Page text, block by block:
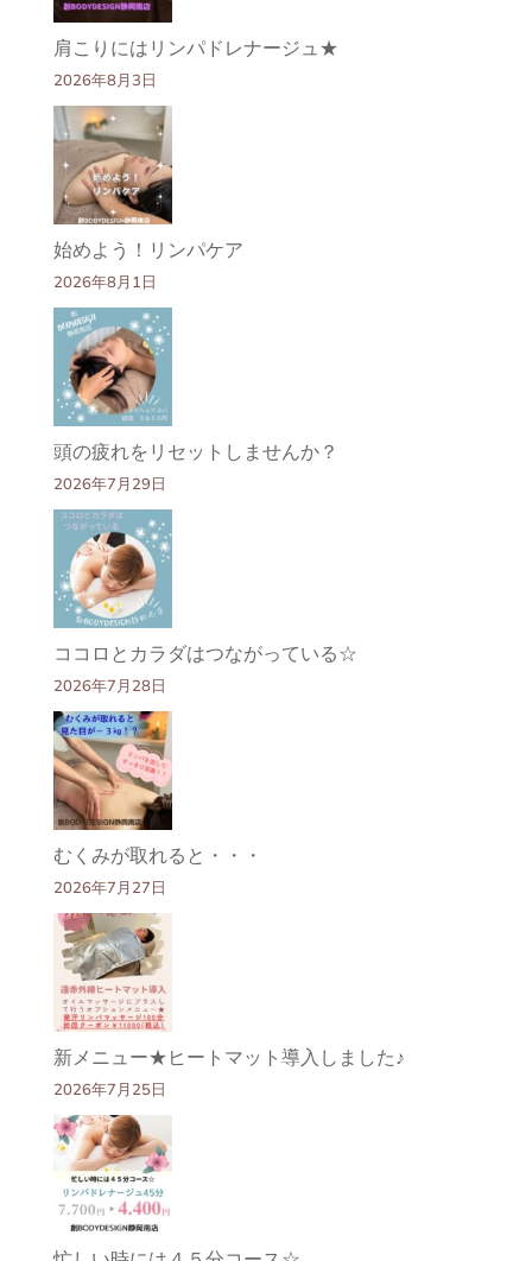
肩こりにはリンパドレナージュ★
2026年8月3日
始めよう！リンパケア
2026年8月1日
頭の疲れをリセットしませんか？
2026年7月29日
ココロとカラダはつながっている☆
2026年7月28日
むくみが取れると・・・
2026年7月27日
新メニュー★ヒートマット導入しました♪
2026年7月25日